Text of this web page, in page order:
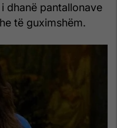
dhanë pantallonave
të guximshëm.